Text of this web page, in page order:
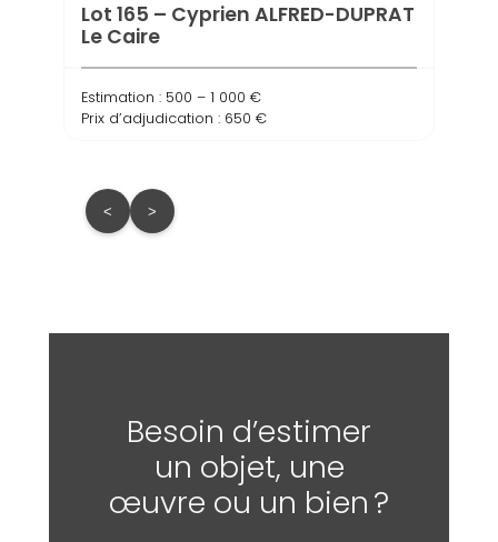
Lot 165 – Cyprien ALFRED-DUPRAT
Le Caire
Estimation : 500 – 1 000 €
Prix d’adjudication : 650 €
< >
Besoin d’estimer
un objet, une
œuvre ou un bien ?